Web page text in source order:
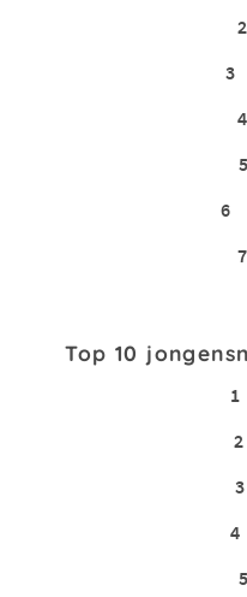
2
3
4
5
6
7
Top 10
1
2
3
4
5